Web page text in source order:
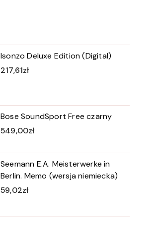
Isonzo Deluxe Edition (Digital)
217,61zł
Bose SoundSport Free czarny
549,00zł
Seemann E.A. Meisterwerke in
Berlin. Memo (wersja niemiecka)
59,02zł